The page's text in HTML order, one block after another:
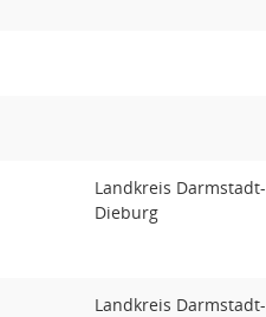
Landkreis Darmstadt-
Dieburg
Landkreis Darmstadt-